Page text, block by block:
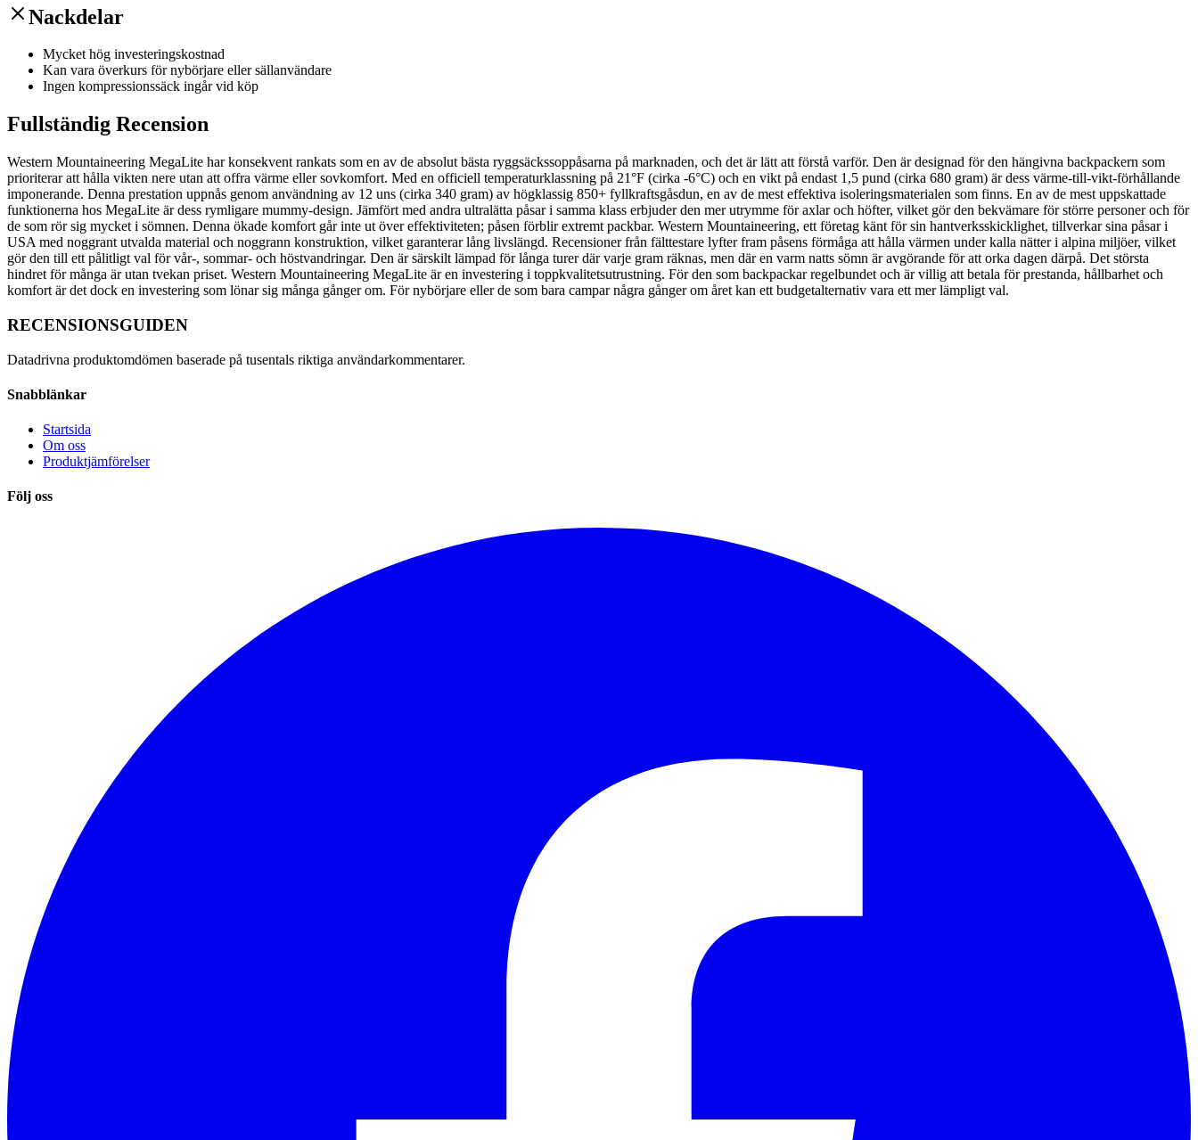
Nackdelar
Mycket hög investeringskostnad
Kan vara överkurs för nybörjare eller sällanvändare
Ingen kompressionssäck ingår vid köp
Fullständig Recension
Western Mountaineering MegaLite har konsekvent rankats som en av de absolut bästa ryggsäckssoppåsarna på marknaden, och det är lätt att förstå varför. Den är designad för den hängivna backpackern som
prioriterar att hålla vikten nere utan att offra värme eller sovkomfort. Med en officiell temperaturklassning på 21°F (cirka -6°C) och en vikt på endast 1,5 pund (cirka 680 gram) är dess värme-till-vikt-förhållande
imponerande. Denna prestation uppnås genom användning av 12 uns (cirka 340 gram) av högklassig 850+ fyllkraftsgåsdun, en av de mest effektiva isoleringsmaterialen som finns. En av de mest uppskattade
funktionerna hos MegaLite är dess rymligare mummy-design. Jämfört med andra ultralätta påsar i samma klass erbjuder den mer utrymme för axlar och höfter, vilket gör den bekvämare för större personer och för
de som rör sig mycket i sömnen. Denna ökade komfort går inte ut över effektiviteten; påsen förblir extremt packbar. Western Mountaineering, ett företag känt för sin hantverksskicklighet, tillverkar sina påsar i
USA med noggrant utvalda material och noggrann konstruktion, vilket garanterar lång livslängd. Recensioner från fälttestare lyfter fram påsens förmåga att hålla värmen under kalla nätter i alpina miljöer, vilket
gör den till ett pålitligt val för vår-, sommar- och höstvandringar. Den är särskilt lämpad för långa turer där varje gram räknas, men där en varm natts sömn är avgörande för att orka dagen därpå. Det största
hindret för många är utan tvekan priset. Western Mountaineering MegaLite är en investering i toppkvalitetsutrustning. För den som backpackar regelbundet och är villig att betala för prestanda, hållbarhet och
komfort är det dock en investering som lönar sig många gånger om. För nybörjare eller de som bara campar några gånger om året kan ett budgetalternativ vara ett mer lämpligt val.
RECENSIONSGUIDEN
Datadrivna produktomdömen baserade på tusentals riktiga användarkommentarer.
Snabblänkar
Startsida
Om oss
Produktjämförelser
Följ oss